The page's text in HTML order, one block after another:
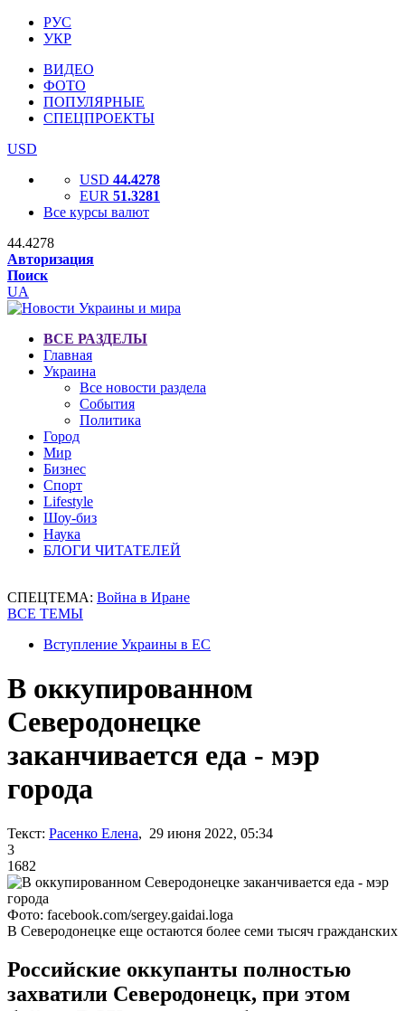
РУС
УКР
ВИДЕО
ФОТО
ПОПУЛЯРНЫЕ
СПЕЦПРОЕКТЫ
USD
USD 44.4278
EUR 51.3281
Все курсы валют
44.4278
Авторизация
Поиск
UA
ВСЕ РАЗДЕЛЫ
Главная
Украина
Все новости раздела
События
Политика
Город
Мир
Бизнес
Спорт
Lifestyle
Шоу-биз
Наука
БЛОГИ ЧИТАТЕЛЕЙ
СПЕЦТЕМА: Война в Иране
ВСЕ ТЕМЫ
Вступление Украины в ЕС
В оккупированном
Северодонецке
заканчивается еда - мэр
города
Текст: Расенко Елена, 29 июня 2022, 05:34
3
1682
Фото: facebook.com/sergey.gaidai.loga
В Северодонецке еще остаются более семи тысяч гражданских
Российские оккупанты полностью
захватили Северодонецк, при этом